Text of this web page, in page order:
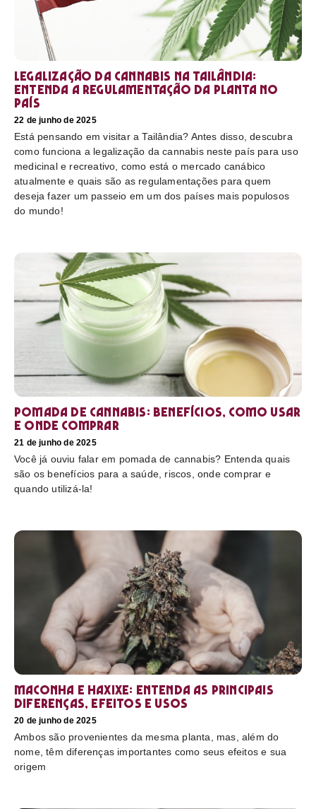
Legalização da cannabis na Tailândia:
Entenda a regulamentação da planta no
país
22 de junho de 2025
Está pensando em visitar a Tailândia? Antes disso, descubra
como funciona a legalização da cannabis neste país para uso
medicinal e recreativo, como está o mercado canábico
atualmente e quais são as regulamentações para quem
deseja fazer um passeio em um dos países mais populosos
do mundo!
Pomada de cannabis: Benefícios, como usar
e onde comprar
21 de junho de 2025
Você já ouviu falar em pomada de cannabis? Entenda quais
são os benefícios para a saúde, riscos, onde comprar e
quando utilizá-la!
Maconha e haxixe: entenda as principais
diferenças, efeitos e usos
20 de junho de 2025
Ambos são provenientes da mesma planta, mas, além do
nome, têm diferenças importantes como seus efeitos e sua
origem